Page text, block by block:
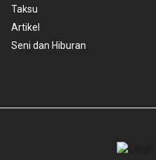
Taksu
Artikel
Seni dan Hiburan